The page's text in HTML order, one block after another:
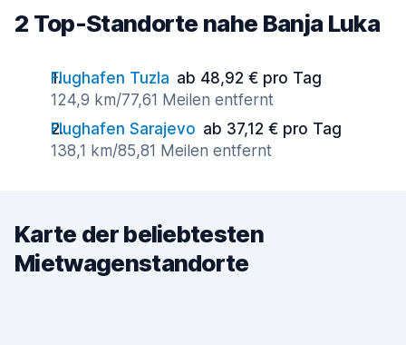
2 Top-Standorte nahe Banja Luka
Flughafen Tuzla ab 48,92 € pro Tag
124,9 km/77,61 Meilen entfernt
Flughafen Sarajevo ab 37,12 € pro Tag
138,1 km/85,81 Meilen entfernt
Karte der beliebtesten
Mietwagenstandorte